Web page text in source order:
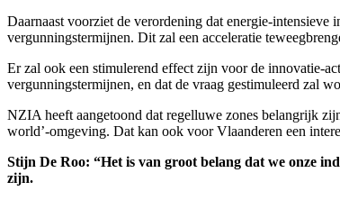
Daarnaast voorziet de verordening dat energie-
vergunningstermijnen. Dit zal een acceleratie
Er zal ook een stimulerend effect zijn voor de innovatie-
vergunningstermijnen, en dat de vraag gestimuleerd zal
NZIA heeft aangetoond dat regelluwe zones belangrijk
world’-omgeving. Dat kan ook voor Vlaanderen een
Stijn De Roo: “Het is van groot belang dat we onze
zijn.